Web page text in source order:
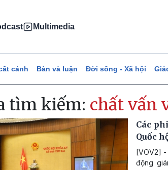
Multimedia
cánh Bàn và luận Đời sống - Xã hội
tìm kiếm: chất vấn
Các
Quốc
[VOV2]
động